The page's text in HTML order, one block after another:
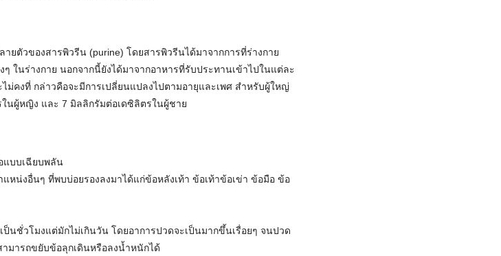
ยตัวของสารพิวรีน (purine) โดยสารพิวรีนได้มาจากการที่ร่างกาย
ในร่างกาย นอกจากนี้ยังได้มาจากอาหารที่รับประทานเข้าไปในแต่ละ
ม่คงที่ กล่าวคือจะมีการเปลี่ยนแปลงไปตามอายุและเพศ สำหรับผู้ใหญ่
นผู้หญิง และ 7 มิลลิกรัมต่อเดซิลิตรในผู้ชาย
แบบเฉียบพลัน
น่งอื่นๆ ที่พบบ่อยรองลงมาได้แก่ข้อหลังเท้า ข้อเท้าข้อเข่า ข้อมือ ข้อ
นชั่วโมงแต่มักไม่เกินวัน โดยอาการปวดจะเป็นมากขึ้นเรื่อยๆ จนปวด
ามารถขยับข้อลุกเดินหรือลงน้ำหนักได้